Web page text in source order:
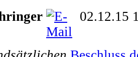
02.12.15